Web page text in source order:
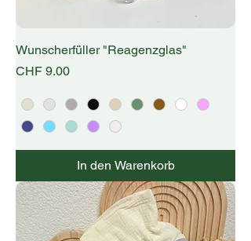
Wunscherfüller "Reagenzglas"
Preis
CHF 9.00
In den Warenkorb